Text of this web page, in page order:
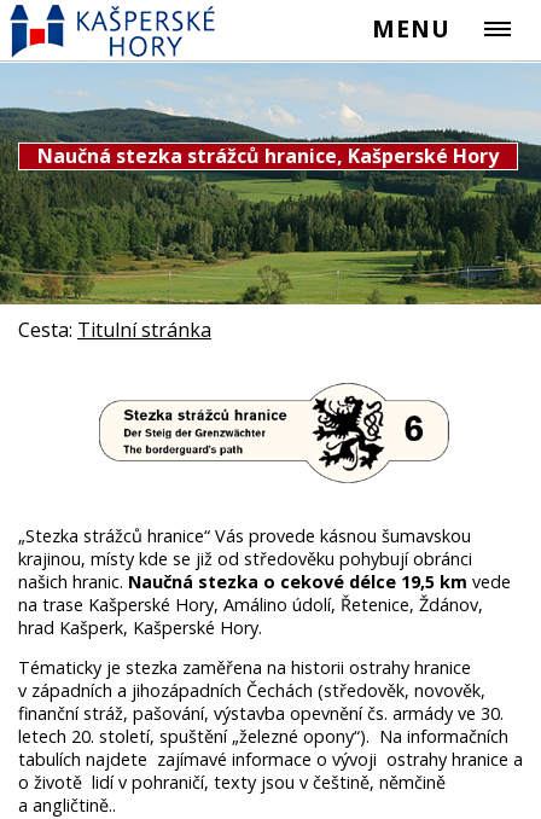
MENU
Naučná stezka strážců hranice, Kašperské Hory
Cesta: Titulní stránka
„Stezka strážců hranice“ Vás provede kásnou šumavskou
krajinou, místy kde se již od středověku pohybují obránci
našich hranic. Naučná stezka o cekové délce 19,5 km vede
na trase Kašperské Hory, Amálino údolí, Řetenice, Ždánov,
hrad Kašperk, Kašperské Hory.
Tématicky je stezka zaměřena na historii ostrahy hranice
v západních a jihozápadních Čechách (středověk, novověk,
finanční stráž, pašování, výstavba opevnění čs. armády ve 30.
letech 20. století, spuštění „železné opony“). Na informačních
tabulích najdete zajímavé informace o vývoji ostrahy hranice a
o životě lidí v pohraničí, texty jsou v češtině, němčině
a angličtině..